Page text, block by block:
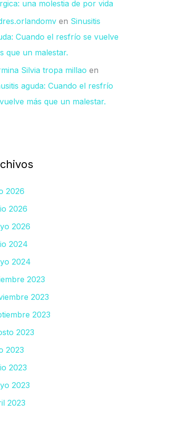
una molestia de por vida
en Sinusitis
Cuando el resfrío se vuelve
que un malestar.
Silvia tropa millao en
aguda: Cuando el resfrío
más que un malestar.
2026
2026
2026
2024
2024
2023
2023
2023
2023
2023
2023
2023
2023